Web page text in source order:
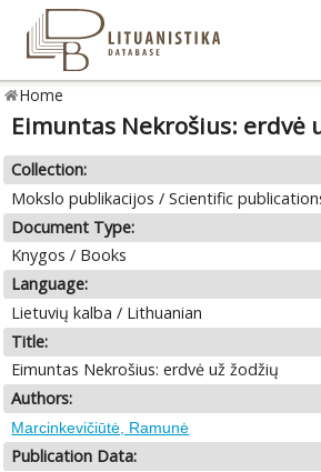
Home
Eimuntas Nekrošius: erdvė
Collection:
Mokslo publikacijos / Scientific
Document Type:
Knygos / Books
Language:
Lietuvių kalba / Lithuanian
Title:
Eimuntas Nekrošius: erdvė už žodžių
Authors:
Marcinkevičiūtė, Ramunė
Publication Data: